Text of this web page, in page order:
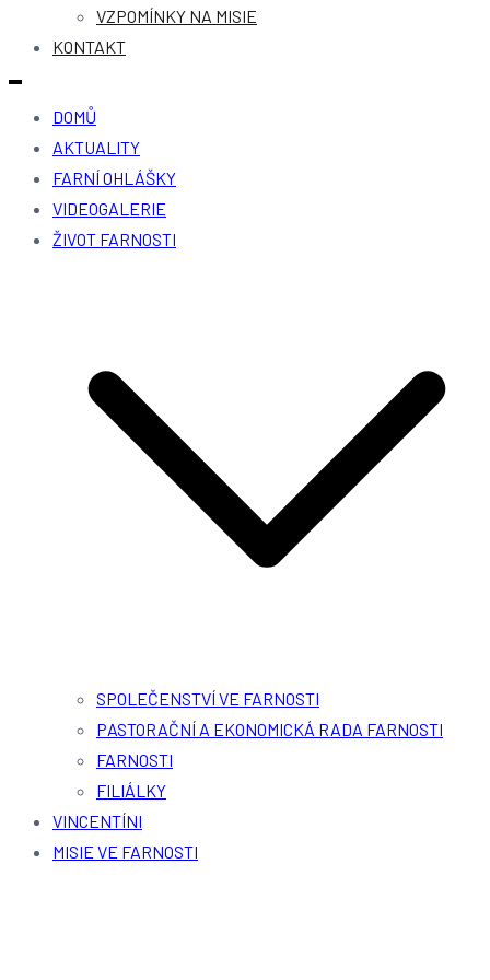
VZPOMÍNKY NA MISIE
KONTAKT
DOMŮ
AKTUALITY
FARNÍ OHLÁŠKY
VIDEOGALERIE
ŽIVOT FARNOSTI
SPOLEČENSTVÍ VE FARNOSTI
PASTORAČNÍ A EKONOMICKÁ RADA FARNOSTI
FARNOSTI
FILIÁLKY
VINCENTÍNI
MISIE VE FARNOSTI